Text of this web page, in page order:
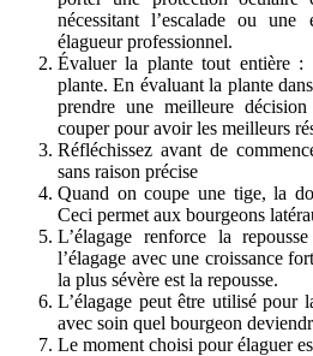
nécessitant l’escalade ou
élagueur professionnel.
Évaluer la plante tout entière :
plante. En évaluant la plante
prendre une meilleure
couper pour avoir les meilleurs
Réfléchissez avant de
sans raison précise
Quand on coupe une tige, la
Ceci permet aux bourgeons
L’élagage renforce la
l’élagage avec une croissance
la plus sévère est la repousse.
L’élagage peut être utilisé pour
avec soin quel bourgeon
Le moment choisi pour élaguer